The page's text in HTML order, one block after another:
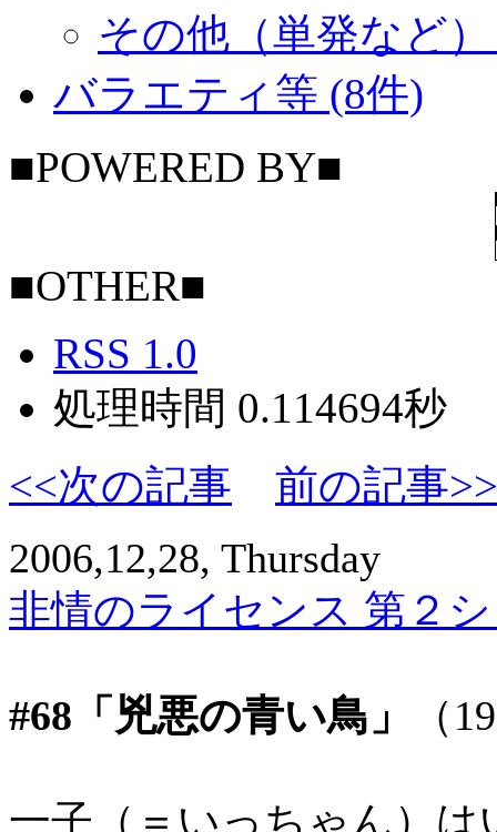
その他（単発など
バラエティ等 (8件)
■POWERED BY■
■OTHER■
RSS 1.0
処理時間 0.114694秒
<<次の記事
前の記事>>
2006,12,28, Thursday
非情のライセンス 第２
#68「兇悪の青い鳥」 （
一子（＝いっちゃん）